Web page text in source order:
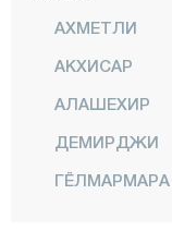
АХМЕТЛИ
АКХИСАР
АЛАШЕХИР
ДЕМИРДЖИ
ГЁЛМАРМАРА